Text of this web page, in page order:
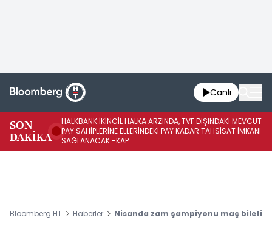
Canlı
SON
DAKİKA
HALKBANK İKİNCİL HALKA ARZINDA, TVF DIŞINDAKİ MEVCUT
PAY SAHİPLERİNE ELLERİNDEKİ PAY KADAR TAHSİSAT İMKANI
SAĞLANACAK -KAP
Bloomberg HT Haberler Nisanda zam şampiyonu maç bileti